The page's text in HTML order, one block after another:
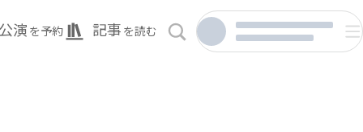
公演 を予約 記事 を読む